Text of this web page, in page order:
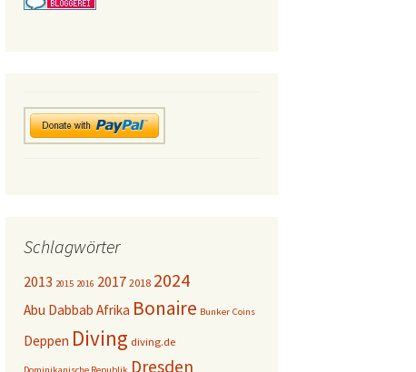
Schlagwörter
2013 2015 2016 2017 2018 2024
Abu Dabbab Afrika Bonaire Bunker Coins
Deppen Diving diving.de
Dresden